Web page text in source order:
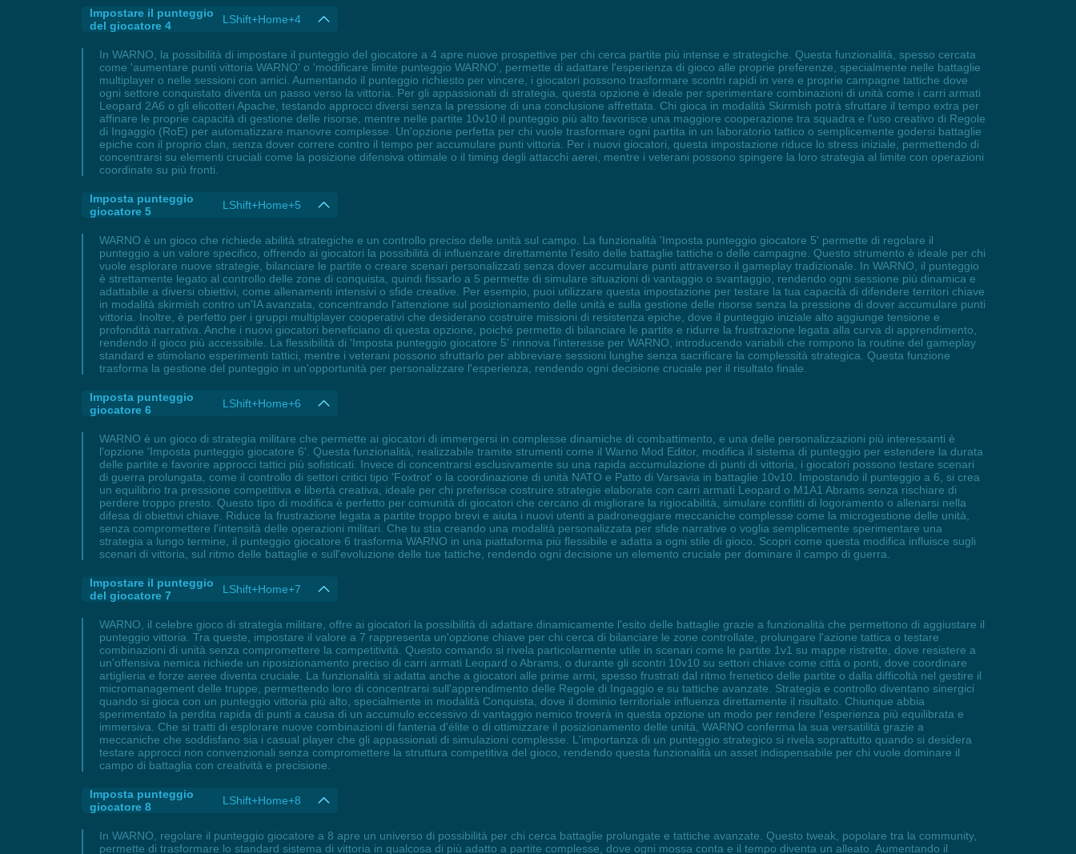
Impostare il punteggio
del giocatore 4
LShift+Home+4
In WARNO, la possibilità di impostare il punteggio del giocatore a 4 apre nuove prospettive per chi cerca partite più intense e strategiche. Questa funzionalità, spesso cercata
come 'aumentare punti vittoria WARNO' o 'modificare limite punteggio WARNO', permette di adattare l'esperienza di gioco alle proprie preferenze, specialmente nelle battaglie
multiplayer o nelle sessioni con amici. Aumentando il punteggio richiesto per vincere, i giocatori possono trasformare scontri rapidi in vere e proprie campagne tattiche dove
ogni settore conquistato diventa un passo verso la vittoria. Per gli appassionati di strategia, questa opzione è ideale per sperimentare combinazioni di unità come i carri armati
Leopard 2A6 o gli elicotteri Apache, testando approcci diversi senza la pressione di una conclusione affrettata. Chi gioca in modalità Skirmish potrà sfruttare il tempo extra per
affinare le proprie capacità di gestione delle risorse, mentre nelle partite 10v10 il punteggio più alto favorisce una maggiore cooperazione tra squadra e l'uso creativo di Regole
di Ingaggio (RoE) per automatizzare manovre complesse. Un'opzione perfetta per chi vuole trasformare ogni partita in un laboratorio tattico o semplicemente godersi battaglie
epiche con il proprio clan, senza dover correre contro il tempo per accumulare punti vittoria. Per i nuovi giocatori, questa impostazione riduce lo stress iniziale, permettendo di
concentrarsi su elementi cruciali come la posizione difensiva ottimale o il timing degli attacchi aerei, mentre i veterani possono spingere la loro strategia al limite con operazioni
coordinate su più fronti.
Imposta punteggio
giocatore 5
LShift+Home+5
WARNO è un gioco che richiede abilità strategiche e un controllo preciso delle unità sul campo. La funzionalità 'Imposta punteggio giocatore 5' permette di regolare il
punteggio a un valore specifico, offrendo ai giocatori la possibilità di influenzare direttamente l'esito delle battaglie tattiche o delle campagne. Questo strumento è ideale per chi
vuole esplorare nuove strategie, bilanciare le partite o creare scenari personalizzati senza dover accumulare punti attraverso il gameplay tradizionale. In WARNO, il punteggio
è strettamente legato al controllo delle zone di conquista, quindi fissarlo a 5 permette di simulare situazioni di vantaggio o svantaggio, rendendo ogni sessione più dinamica e
adattabile a diversi obiettivi, come allenamenti intensivi o sfide creative. Per esempio, puoi utilizzare questa impostazione per testare la tua capacità di difendere territori chiave
in modalità skirmish contro un'IA avanzata, concentrando l'attenzione sul posizionamento delle unità e sulla gestione delle risorse senza la pressione di dover accumulare punti
vittoria. Inoltre, è perfetto per i gruppi multiplayer cooperativi che desiderano costruire missioni di resistenza epiche, dove il punteggio iniziale alto aggiunge tensione e
profondità narrativa. Anche i nuovi giocatori beneficiano di questa opzione, poiché permette di bilanciare le partite e ridurre la frustrazione legata alla curva di apprendimento,
rendendo il gioco più accessibile. La flessibilità di 'Imposta punteggio giocatore 5' rinnova l'interesse per WARNO, introducendo variabili che rompono la routine del gameplay
standard e stimolano esperimenti tattici, mentre i veterani possono sfruttarlo per abbreviare sessioni lunghe senza sacrificare la complessità strategica. Questa funzione
trasforma la gestione del punteggio in un'opportunità per personalizzare l'esperienza, rendendo ogni decisione cruciale per il risultato finale.
Imposta punteggio
giocatore 6
LShift+Home+6
WARNO è un gioco di strategia militare che permette ai giocatori di immergersi in complesse dinamiche di combattimento, e una delle personalizzazioni più interessanti è
l'opzione 'Imposta punteggio giocatore 6'. Questa funzionalità, realizzabile tramite strumenti come il Warno Mod Editor, modifica il sistema di punteggio per estendere la durata
delle partite e favorire approcci tattici più sofisticati. Invece di concentrarsi esclusivamente su una rapida accumulazione di punti di vittoria, i giocatori possono testare scenari
di guerra prolungata, come il controllo di settori critici tipo 'Foxtrot' o la coordinazione di unità NATO e Patto di Varsavia in battaglie 10v10. Impostando il punteggio a 6, si crea
un equilibrio tra pressione competitiva e libertà creativa, ideale per chi preferisce costruire strategie elaborate con carri armati Leopard o M1A1 Abrams senza rischiare di
perdere troppo presto. Questo tipo di modifica è perfetto per comunità di giocatori che cercano di migliorare la rigiocabilità, simulare conflitti di logoramento o allenarsi nella
difesa di obiettivi chiave. Riduce la frustrazione legata a partite troppo brevi e aiuta i nuovi utenti a padroneggiare meccaniche complesse come la microgestione delle unità,
senza compromettere l'intensità delle operazioni militari. Che tu stia creando una modalità personalizzata per sfide narrative o voglia semplicemente sperimentare una
strategia a lungo termine, il punteggio giocatore 6 trasforma WARNO in una piattaforma più flessibile e adatta a ogni stile di gioco. Scopri come questa modifica influisce sugli
scenari di vittoria, sul ritmo delle battaglie e sull'evoluzione delle tue tattiche, rendendo ogni decisione un elemento cruciale per dominare il campo di guerra.
Impostare il punteggio
del giocatore 7
LShift+Home+7
WARNO, il celebre gioco di strategia militare, offre ai giocatori la possibilità di adattare dinamicamente l'esito delle battaglie grazie a funzionalità che permettono di aggiustare il
punteggio vittoria. Tra queste, impostare il valore a 7 rappresenta un'opzione chiave per chi cerca di bilanciare le zone controllate, prolungare l'azione tattica o testare
combinazioni di unità senza compromettere la competitività. Questo comando si rivela particolarmente utile in scenari come le partite 1v1 su mappe ristrette, dove resistere a
un'offensiva nemica richiede un riposizionamento preciso di carri armati Leopard o Abrams, o durante gli scontri 10v10 su settori chiave come città o ponti, dove coordinare
artiglieria e forze aeree diventa cruciale. La funzionalità si adatta anche a giocatori alle prime armi, spesso frustrati dal ritmo frenetico delle partite o dalla difficoltà nel gestire il
micromanagement delle truppe, permettendo loro di concentrarsi sull'apprendimento delle Regole di Ingaggio e su tattiche avanzate. Strategia e controllo diventano sinergici
quando si gioca con un punteggio vittoria più alto, specialmente in modalità Conquista, dove il dominio territoriale influenza direttamente il risultato. Chiunque abbia
sperimentato la perdita rapida di punti a causa di un accumulo eccessivo di vantaggio nemico troverà in questa opzione un modo per rendere l'esperienza più equilibrata e
immersiva. Che si tratti di esplorare nuove combinazioni di fanteria d'élite o di ottimizzare il posizionamento delle unità, WARNO conferma la sua versatilità grazie a
meccaniche che soddisfano sia i casual player che gli appassionati di simulazioni complesse. L'importanza di un punteggio strategico si rivela soprattutto quando si desidera
testare approcci non convenzionali senza compromettere la struttura competitiva del gioco, rendendo questa funzionalità un asset indispensabile per chi vuole dominare il
campo di battaglia con creatività e precisione.
Imposta punteggio
giocatore 8
LShift+Home+8
In WARNO, regolare il punteggio giocatore a 8 apre un universo di possibilità per chi cerca battaglie prolungate e tattiche avanzate. Questo tweak, popolare tra la community,
permette di trasformare lo standard sistema di vittoria in qualcosa di più adatto a partite complesse, dove ogni mossa conta e il tempo diventa un alleato. Aumentando il